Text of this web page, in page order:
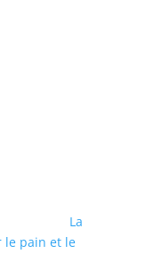
La
le pain et le